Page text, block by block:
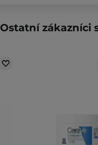
Ostatní zákazníci